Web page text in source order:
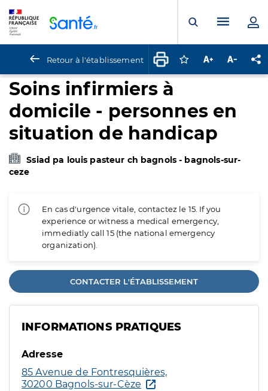
Ouvrir laMenu
Retour à l'établissement Connectez-vous
Augmenter la
Soins infirmiers à
domicile - personnes en
situation de handicap
Ssiad pa louis pasteur ch bagnols - bagnols-sur-
ceze
En cas d'urgence vitale, contactez le 15. If you
experience or witness a medical emergency,
immediatly call 15 (the national emergency
organization).
CONTACTER L'ÉTABLISSEMENT
INFORMATIONS PRATIQUES
Adresse
85 Avenue de Fontresquières,
30200 Bagnols-sur-Cèze